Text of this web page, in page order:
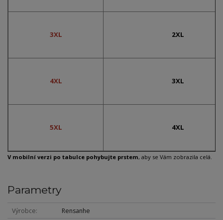
3XL 2XL
4XL 3XL
5XL 4XL
V mobilní verzi po tabulce pohybujte prstem, aby se Vám zobrazila celá.
Parametry
Výrobce
Rensanhe